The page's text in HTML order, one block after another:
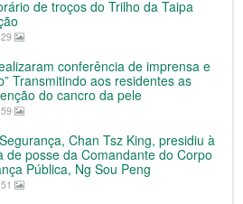
de troços do Trilho da Taipa
conferência de imprensa e
Transmitindo aos residentes as
do cancro da pele
Chan Tsz King, presidiu à
de posse da Comandante do Corpo
Pública, Ng Sou Peng